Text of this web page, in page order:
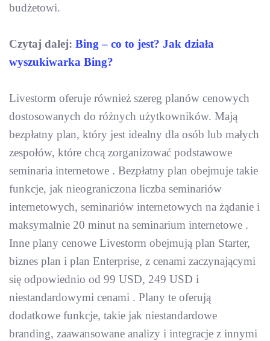
budżetowi.
Czytaj dalej: Bing – co to jest? Jak działa
wyszukiwarka Bing?
Livestorm oferuje również szereg planów cenowych
dostosowanych do różnych użytkowników. Mają
bezpłatny plan, który jest idealny dla osób lub małych
zespołów, które chcą zorganizować podstawowe
seminaria internetowe . Bezpłatny plan obejmuje takie
funkcje, jak nieograniczona liczba seminariów
internetowych, seminariów internetowych na żądanie i
maksymalnie 20 minut na seminarium internetowe .
Inne plany cenowe Livestorm obejmują plan Starter,
biznes plan i plan Enterprise, z cenami zaczynającymi
się odpowiednio od 99 USD, 249 USD i
niestandardowymi cenami . Plany te oferują
dodatkowe funkcje, takie jak niestandardowe
branding, zaawansowane analizy i integracje z innymi